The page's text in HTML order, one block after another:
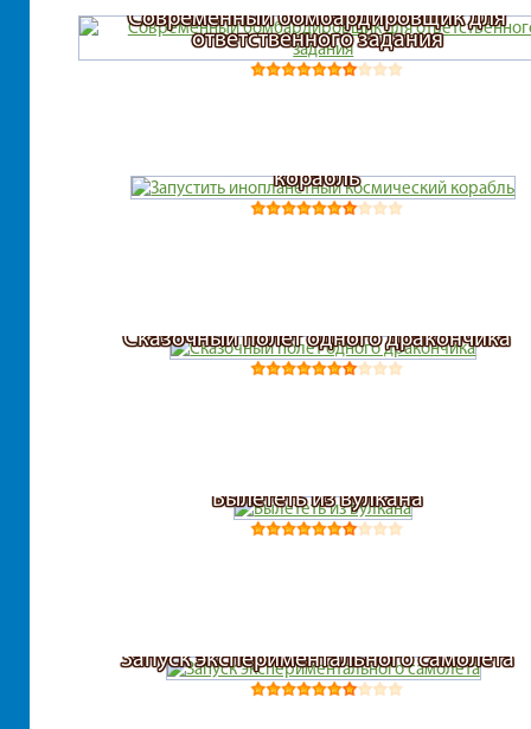
Современный бомбардировщик для
ответственного задания
корабль
Сказочный полет одного дракончика
Вылететь из вулкана
Запуск экспериментального самолета